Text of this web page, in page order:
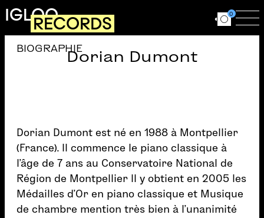
Aller au contenu principal
IGLOORECORDS Ouvrir le
0
Dorian Dumont
BIOGRAPHIE
Dorian Dumont est né en 1988 à Montpellier
(France). Il commence le piano classique à
l’âge de 7 ans au Conservatoire National de
Région de Montpellier Il y obtient en 2005 les
Médailles d’Or en piano classique et Musique
de chambre mention très bien à l’unanimité